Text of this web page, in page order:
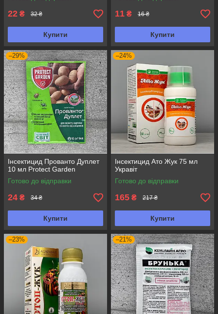
22 ₴ 32 ₴
Купити
11 ₴ 16 ₴
Купити
–29%
Інсектицид Прованто Дуплет
10 мл Protect Garden
Готово до відправки
24 ₴ 34 ₴
Купити
–24%
Інсектицид Ато Жук 75 мл
Укравіт
Готово до відправки
165 ₴ 217 ₴
Купити
–23% –21%